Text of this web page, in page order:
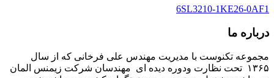
6SL3210‑1KE26‑0AF1
درباره ما
مجموعه تکنوست با مدیریت مهندس علی فرخانی که از سال
۱۳۶۵ تحت نظارت ودوره دیده ای مهندسان شرکت زیمنس المان